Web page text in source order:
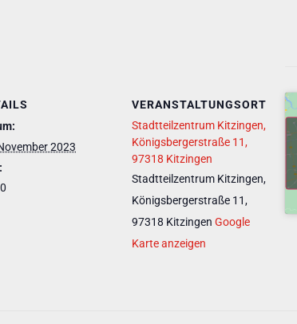
2023
VERANSTALTUNGSORT
Stadtteilzentrum Kitzingen,
Königsbergerstraße 11,
97318 Kitzingen
Stadtteilzentrum Kitzingen,
Königsbergerstraße 11,
97318 Kitzingen Google
Karte anzeigen